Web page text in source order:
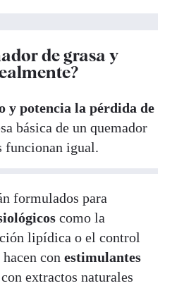
de grasa y
y potencia la pérdida de
básica de un quemador
funcionan igual.
formulados para
como la
lipídica o el control
con estimulantes
extractos naturales